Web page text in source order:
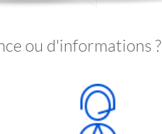
ou d'informations ?